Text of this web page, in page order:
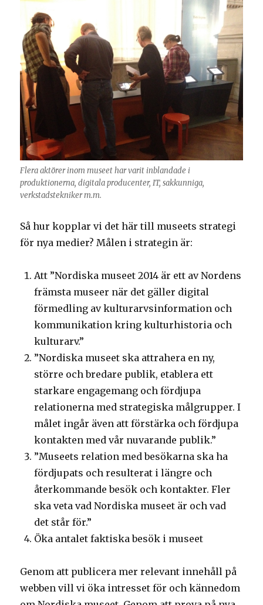
Flera aktörer inom museet har varit inblandade i
produktionerna, digitala producenter, IT, sakkunniga,
verkstadstekniker m.m.
Så hur kopplar vi det här till museets strategi
för nya medier? Målen i strategin är:
Att ”Nordiska museet 2014 är ett av Nordens
främsta museer när det gäller digital
förmedling av kulturarvsinformation och
kommunikation kring kulturhistoria och
kulturarv.”
”Nordiska museet ska attrahera en ny,
större och bredare publik, etablera ett
starkare engagemang och fördjupa
relationerna med strategiska målgrupper. I
målet ingår även att förstärka och fördjupa
kontakten med vår nuvarande publik.”
”Museets relation med besökarna ska ha
fördjupats och resulterat i längre och
återkommande besök och kontakter. Fler
ska veta vad Nordiska museet är och vad
det står för.”
Öka antalet faktiska besök i museet
Genom att publicera mer relevant innehåll på
webben vill vi öka intresset för och kännedom